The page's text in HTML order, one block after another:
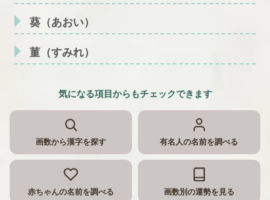
葵（あおい）
菫（すみれ）
気になる項目からもチェックできます
画数から漢字を探す 有名人の名前を調べる
赤ちゃんの名前を調べる 画数別の運勢を見る